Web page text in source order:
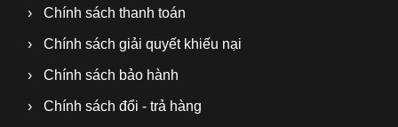
Chính sách thanh toán
Chính sách giải quyết khiếu nại
Chính sách bảo hành
Chính sách đổi - trả hàng